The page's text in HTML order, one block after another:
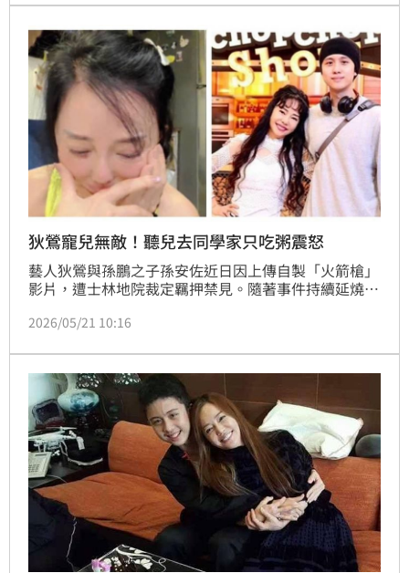
惱，資深媒體人許聖梅揭薔爸近況。
狄鶯寵兒無敵！聽兒去同學家只吃粥震怒
藝人狄鶯與孫鵬之子孫安佐近日因上傳自製「火箭槍」
影片，遭士林地院裁定羈押禁見。隨著事件持續延燒，
許聖梅透露，狄鶯是出了名的寵兒子，除了從小讓他就
到同學家「只吃稀飯」而動怒。
2026/05/21 10:16